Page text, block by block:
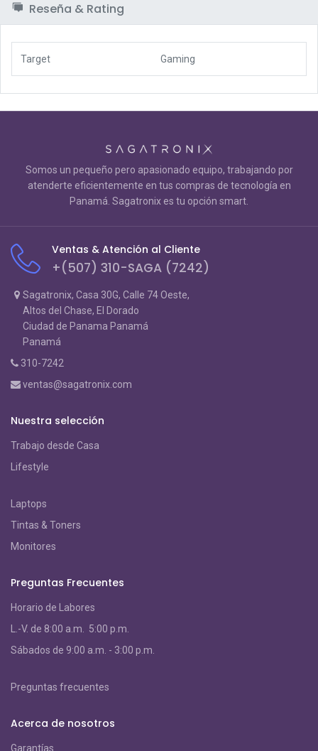
Reseña & Rating
Target Gaming
Somos un pequeño pero apasionado equipo, trabajando por
atenderte eficientemente en tus compras de tecnología en
Panamá. Sagatronix es tu opción smart.
Ventas & Atención al Cliente
+(507) 310-SAGA (7242)
Sagatronix, Casa 30G, Calle 74 Oeste,
Altos del Chase, El Dorado
Ciudad de Panama Panamá
Panamá
310-7242
ventas@sagatronix.com
Nuestra selección
Trabajo desde Casa
Lifestyle
Laptops
Tintas & Toners
Monitores
Preguntas Frecuentes
Horario de Labores
L.-V. de 8:00 a.m. 5:00 p.m.
Sábados de 9:00 a.m. - 3:00 p.m.
Preguntas frecuentes
Acerca de nosotros
Garantías